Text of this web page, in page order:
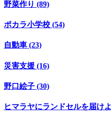
野菜作り (89)
ポカラ小学校 (54)
自動車 (23)
災害支援 (16)
野口絵子 (30)
ヒマラヤにランドセルを届け